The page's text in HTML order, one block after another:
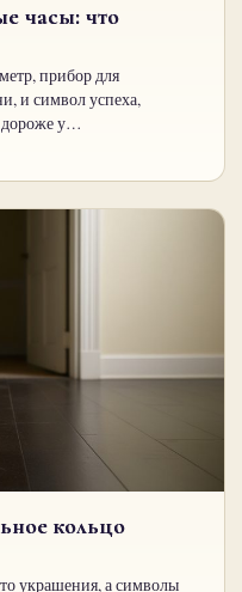
часы: что
прибор для
и символ успеха,
дороже у…
кольцо
украшения, а символы